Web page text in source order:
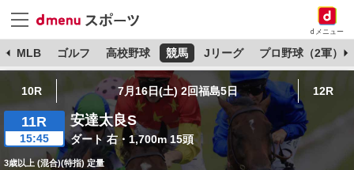
dメニュー
MLB ゴルフ 高校野球 競馬 Jリーグ プロ野球（2軍）
10R 7月16日(土) 2回福島5日 12R
11R
15:45
安達太良S
ダート 右・1,700m 15頭
3歳以上 (混合)(特指) 定量